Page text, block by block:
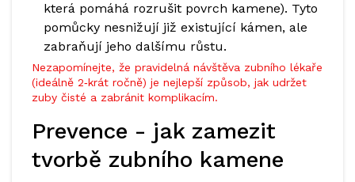
která pomáhá rozrušit povrch kamene). Tyto
pomůcky nesnižují již existující kámen, ale
zabraňují jeho dalšímu růstu.
Nezapomínejte, že pravidelná návštěva zubního lékaře
(ideálně 2‑krát ročně) je nejlepší způsob, jak udržet
zuby čisté a zabránit komplikacím.
Prevence - jak zamezit
tvorbě zubního kamene